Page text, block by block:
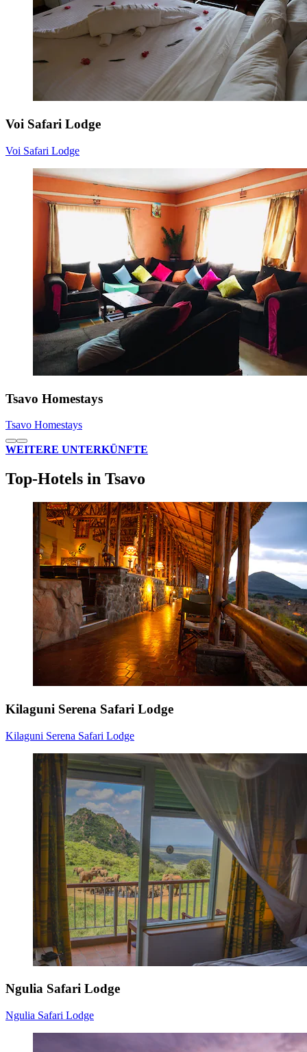
Voi Safari Lodge
Voi Safari Lodge
Tsavo Homestays
Tsavo Homestays
WEITERE UNTERKÜNFTE
Top-Hotels in Tsavo
Kilaguni Serena Safari Lodge
Kilaguni Serena Safari Lodge
Ngulia Safari Lodge
Ngulia Safari Lodge